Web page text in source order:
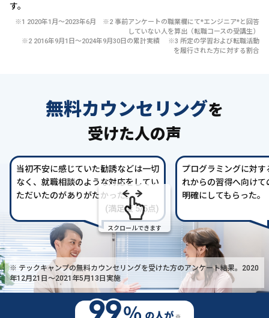
す。
※1 2020年1月〜2023年6月 ※2 事前アンケートの職業欄にて*エンジニア*と回答
していない人を算出（転職コースの受講生）
※2 2016年9月1日〜2024年9月30日の累計実績 ※3 所定の学習および転職活動
を履行された方に対する割合
無料カウンセリングを
受けた人の声
当初不安に感じていた勧誘などは一切
なく、就職相談のような対応をしてい
ただいたのがありがたかった。
(満足度 5/5点)
プログラミングに対
れからの習得へ向け
明確にしてもらった。
スクロールできます
※ テックキャンプの無料カウンセリングを受けた方のアンケート結果。2020
年12月21日〜2021年5月13日実施